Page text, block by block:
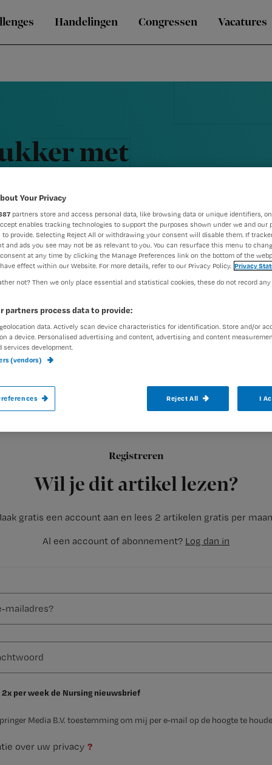
Handelingen Congressen Vacatures
met
CAO-
Registreren
Wil je dit artikel lezen?
gratis een account aan en lees 2 artikelen gratis per
Al een account of abonnement? Log dan in
2x per week de Nursing nieuwsbrief
Media B.V. toestemming om mij per e-mail op de hoogte te
over uw privacy ?
ActiZ en BTN zijn teleurgesteld dat
‘de wereld op z’n kop zet’.
Your Privacy
partners store and access personal data, like browsing data or unique identifiers,
enables tracking technologies to support the purposes shown under we and our
to provide. Selecting Reject All or withdrawing your consent will disable them. If
and ads you see may not be as relevant to you. You can resurface this menu to
at any time by clicking the Manage Preferences link on the bottom of the
effect within our Website. For more details, refer to our Privacy Policy. Privacy
not? Then we only place essential and statistical cookies, these do not record
partners process data to provide:
data. Actively scan device characteristics for identification. Store and/or
a device. Personalised advertising and content, advertising and content
services development.
(vendors)
Reject All I